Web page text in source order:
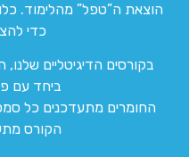
הוצאת ה”טפל” מהלימוד.
כדי
בקורסים הדיגיטליים
ביחד עם
החומרים מתעדכנים כל
הקורס